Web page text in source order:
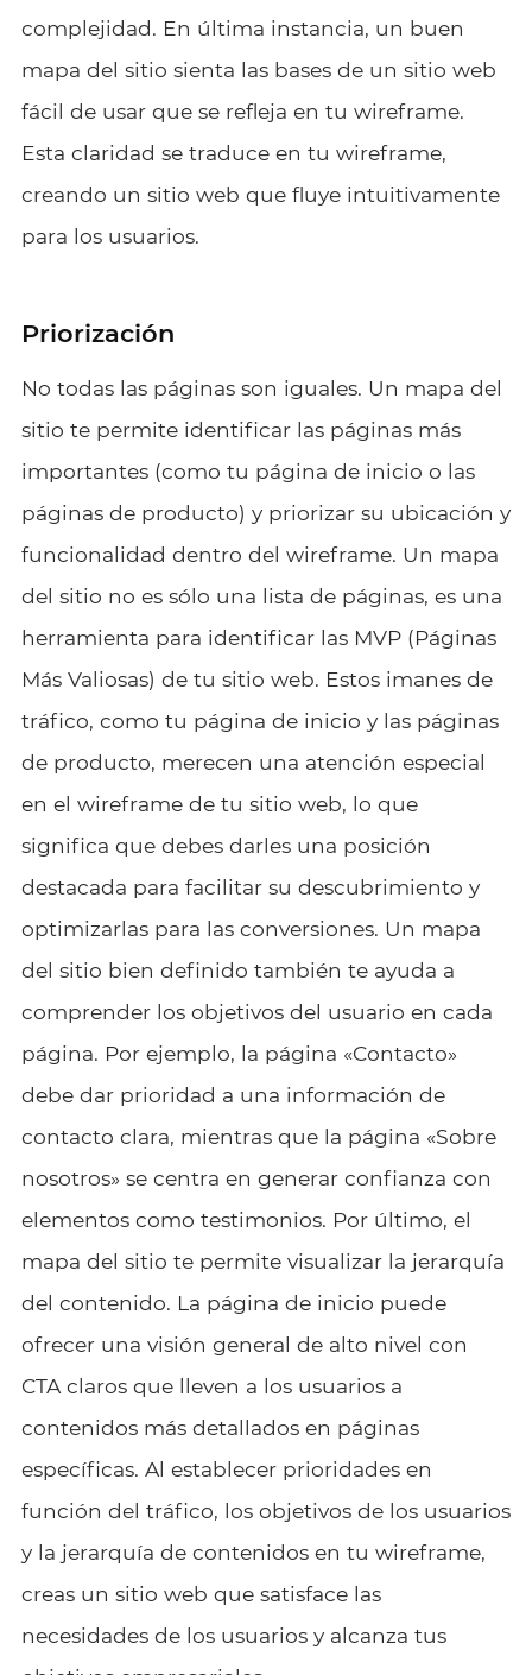
complejidad. En última instancia, un buen
mapa del sitio sienta las bases de un sitio web
fácil de usar que se refleja en tu wireframe.
Esta claridad se traduce en tu wireframe,
creando un sitio web que fluye intuitivamente
para los usuarios.
Priorización
No todas las páginas son iguales. Un mapa del
sitio te permite identificar las páginas más
importantes (como tu página de inicio o las
páginas de producto) y priorizar su ubicación y
funcionalidad dentro del wireframe. Un mapa
del sitio no es sólo una lista de páginas, es una
herramienta para identificar las MVP (Páginas
Más Valiosas) de tu sitio web. Estos imanes de
tráfico, como tu página de inicio y las páginas
de producto, merecen una atención especial
en el wireframe de tu sitio web, lo que
significa que debes darles una posición
destacada para facilitar su descubrimiento y
optimizarlas para las conversiones. Un mapa
del sitio bien definido también te ayuda a
comprender los objetivos del usuario en cada
página. Por ejemplo, la página «Contacto»
debe dar prioridad a una información de
contacto clara, mientras que la página «Sobre
nosotros» se centra en generar confianza con
elementos como testimonios. Por último, el
mapa del sitio te permite visualizar la jerarquía
del contenido. La página de inicio puede
ofrecer una visión general de alto nivel con
CTA claros que lleven a los usuarios a
contenidos más detallados en páginas
específicas. Al establecer prioridades en
función del tráfico, los objetivos de los usuarios
y la jerarquía de contenidos en tu wireframe,
creas un sitio web que satisface las
necesidades de los usuarios y alcanza tus